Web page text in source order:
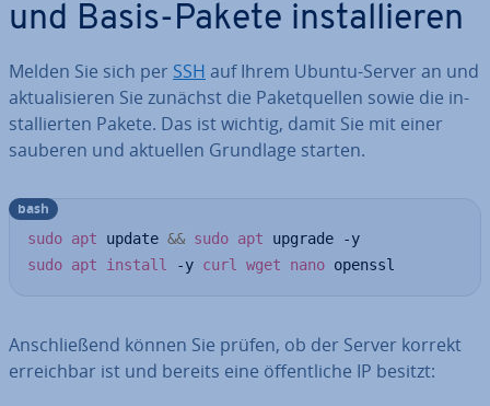
und Basis-Pakete in­stal­lie­ren
Melden Sie sich per SSH auf Ihrem Ubuntu-Server an und
ak­tua­li­sie­ren Sie zunächst die Pa­ket­quel­len sowie die in­
stal­lier­ten Pakete. Das ist wichtig, damit Sie mit einer
sauberen und aktuellen Grundlage starten.
sudo apt update && sudo apt
sudo apt install -y curl wget nano openssl
bash
An­schlie­ßend können Sie prüfen, ob der Server korrekt
er­reich­bar ist und bereits eine öf­fent­li­che IP besitzt: